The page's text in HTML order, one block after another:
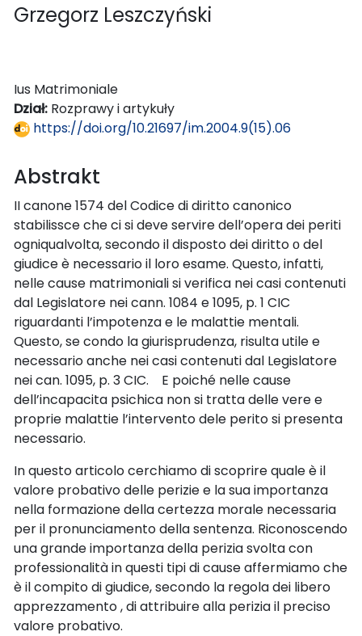
Grzegorz Leszczyński
Ius Matrimoniale
Dział: Rozprawy i artykuły
https://doi.org/10.21697/im.2004.9(15).06
Abstrakt
II canone 1574 del Codice di diritto canonico
stabilissce che ci si deve servire dell’opera dei periti
ogniqualvolta, secondo il disposto dei diritto о del
giudice è necessario il loro esame. Questo, infatti,
nelle cause matrimoniali si verifica nei casi contenuti
dal Legislatore nei cann. 1084 e 1095, p. 1 CIC
riguardanti l’impotenza e le malattie mentali.
Questo, se condo la giurisprudenza, risulta utile e
necessario anche nei casi contenuti dal Legislatore
nei can. 1095, p. 3 CIC. E poiché nelle cause
dell’incapacita psichica non si tratta delle vere e
proprie malattie l’intervento dele perito si presenta
necessario.
In questo articolo cerchiamo di scoprire quale è il
valore probativo delle perizie e la sua importanza
nella formazione della certezza morale necessaria
per il pronunciamento della sentenza. Riconoscendo
una grande importanza della perizia svolta con
professionalità in questi tipi di cause affermiamo che
è il compito di giudice, secondo la regola dei libero
apprezzamento , di attribuire alla perizia il preciso
valore probativo.